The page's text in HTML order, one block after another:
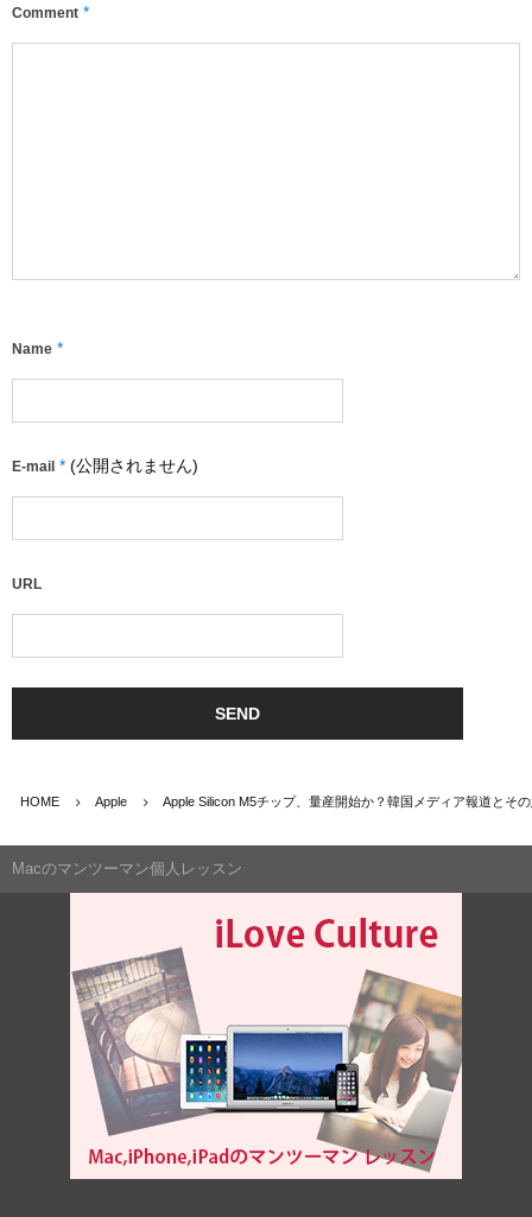
Comment *
Name *
E-mail * (公開されません)
URL
HOME Apple Apple Silicon M5チップ、量産開始か？韓国メディア報道とそ
Macのマンツーマン個人レッスン